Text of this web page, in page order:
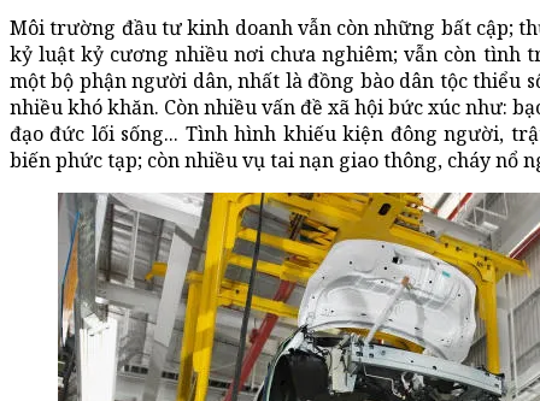
Môi trường đầu tư kinh doanh vẫn còn những bất cập;
kỷ luật kỷ cương nhiều nơi chưa nghiêm; vẫn còn tình
một bộ phận người dân, nhất là đồng bào dân tộc thiểu
nhiều khó khăn. Còn nhiều vấn đề xã hội bức xúc như:
đạo đức lối sống... Tình hình khiếu kiện đông người,
biến phức tạp; còn nhiều vụ tai nạn giao thông, cháy nổ